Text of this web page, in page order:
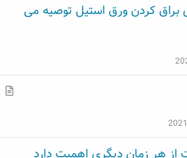
کردن ورق استیل توصیه می
م
از هر زمان دیگری اهمیت دارد